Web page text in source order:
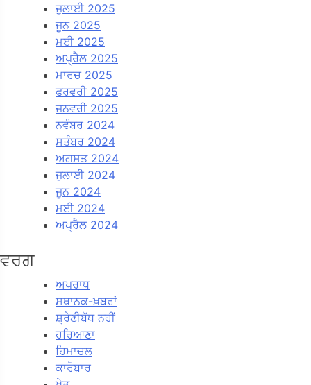
ਜੁਲਾਈ 2025
ਜੂਨ 2025
ਮਈ 2025
ਅਪ੍ਰੈਲ 2025
ਮਾਰਚ 2025
ਫਰਵਰੀ 2025
ਜਨਵਰੀ 2025
ਨਵੰਬਰ 2024
ਸਤੰਬਰ 2024
ਅਗਸਤ 2024
ਜੁਲਾਈ 2024
ਜੂਨ 2024
ਮਈ 2024
ਅਪ੍ਰੈਲ 2024
ਵਰਗ
ਅਪਰਾਧ
ਸਥਾਨਕ-ਖ਼ਬਰਾਂ
ਸ਼੍ਰੇਣੀਬੱਧ ਨਹੀਂ
ਹਰਿਆਣਾ
ਹਿਮਾਚਲ
ਕਾਰੋਬਾਰ